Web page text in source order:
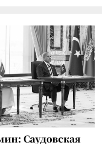
Саудовская